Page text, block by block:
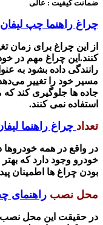
ضمانت کیفیت : عالی
چراغ راهنما چپ لیفان
از این چراغ برای زمان
کنند.این چراغ مهم در
رانندگی داده بشود به
مسیر خود را تغییر
جاده ها جلوگیری کند که
استفاده نمی کنند.
تعداد چراغ راهنما
در واقع در همه
خودرو وجود دارد که
بودن چراغ ها اطمینان
محل نصب راهنمای
در حقیقت این محل نصب